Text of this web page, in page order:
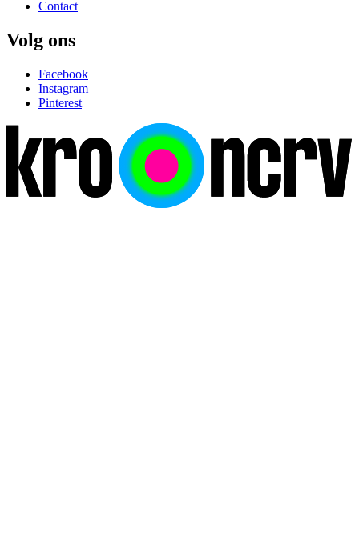
Contact
Volg ons
Facebook
Instagram
Pinterest